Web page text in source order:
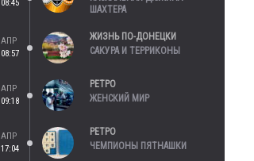
08:45
ШАХТЕРА
АПР
08:57
ЖИЗНЬ ПО-ДОНЕЦКИ
САКУРА И ТЕРРИКОНЫ
АПР
09:18
РЕТРО
ЖЕНСКИЙ МИР
АПР
17:04
РЕТРО
ЧЕМПИОНЫ ПЯТНАШКИ